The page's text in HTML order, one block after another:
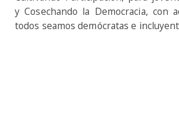
y Cosechando la Democracia, con
todos seamos demócratas e